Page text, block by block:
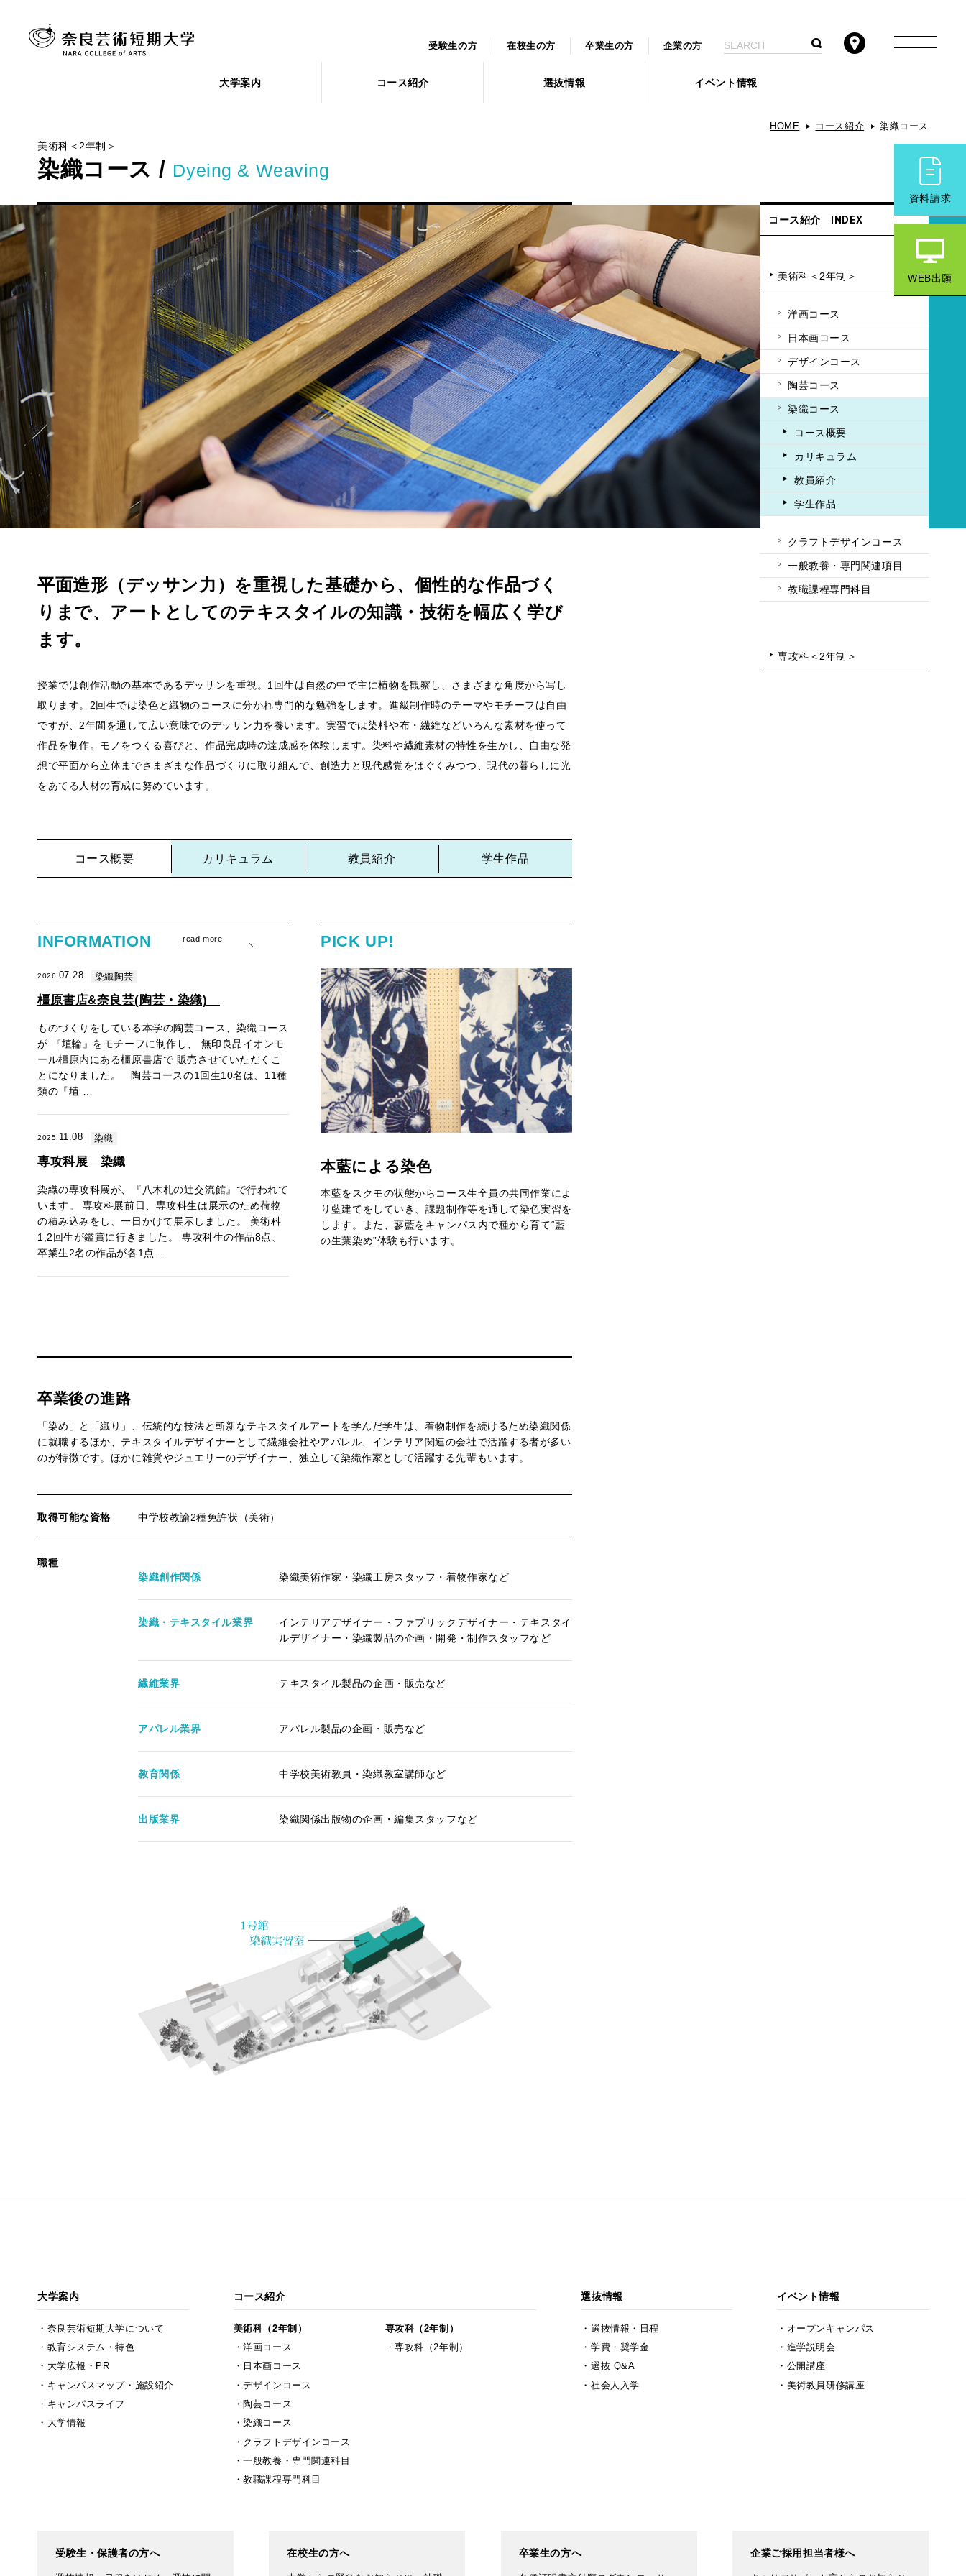
受験生の方 在校生の方 卒業生の方 企業の方
大学案内 コース紹介 選抜情報 イベント情報
資料請求
WEB出願
HOME コース紹介 染織コース
美術科＜2年制＞
染織コース / Dyeing & Weaving
平面造形（デッサン力）を重視した基礎から、個性的な作品づく
りまで、アートとしてのテキスタイルの知識・技術を幅広く学び
ます。
授業では創作活動の基本であるデッサンを重視。1回生は自然の中で主に植物を観察し、さまざまな角度から写し
取ります。2回生では染色と織物のコースに分かれ専門的な勉強をします。進級制作時のテーマやモチーフは自由
ですが、2年間を通して広い意味でのデッサン力を養います。実習では染料や布・繊維などいろんな素材を使って
作品を制作。モノをつくる喜びと、作品完成時の達成感を体験します。染料や繊維素材の特性を生かし、自由な発
想で平面から立体までさまざまな作品づくりに取り組んで、創造力と現代感覚をはぐくみつつ、現代の暮らしに光
をあてる人材の育成に努めています。
コース概要 カリキュラム 教員紹介 学生作品
INFORMATION read more
2026.07.28 染織陶芸
橿原書店&奈良芸(陶芸・染織)
ものづくりをしている本学の陶芸コース、染織コース
が 『埴輪』をモチーフに制作し、 無印良品イオンモ
ール橿原内にある橿原書店で 販売させていただくこ
とになりました。 陶芸コースの1回生10名は、11種
類の『埴 …
2025. 11.08 染織
専攻科展 染織
染織の専攻科展が、『八木札の辻交流館』で行われて
います。 専攻科展前日、専攻科生は展示のため荷物
の積み込みをし、一日かけて展示しました。 美術科
1,2回生が鑑賞に行きました。 専攻科生の作品8点、
卒業生2名の作品が各1点 …
PICK UP!
本藍による染色
本藍をスクモの状態からコース生全員の共同作業によ
り藍建てをしていき、課題制作等を通して染色実習を
します。また、蓼藍をキャンパス内で種から育て“藍
の生葉染め”体験も行います。
卒業後の進路
「染め」と「織り」、伝統的な技法と斬新なテキスタイルアートを学んだ学生は、着物制作を続けるため染織関係
に就職するほか、テキスタイルデザイナーとして繊維会社やアパレル、インテリア関連の会社で活躍する者が多い
のが特徴です。ほかに雑貨やジュエリーのデザイナー、独立して染織作家として活躍する先輩もいます。
取得可能な資格 中学校教諭2種免許状（美術）
職種
染織創作関係
染織美術作家・染織工房スタッフ・着物作家など
染織・テキスタイル業界
インテリアデザイナー・ファブリックデザイナー・テキスタイ
ルデザイナー・染織製品の企画・開発・制作スタッフなど
繊維業界 テキスタイル製品の企画・販売など
アパレル業界 アパレル製品の企画・販売など
教育関係 中学校美術教員・染織教室講師など
出版業界 染織関係出版物の企画・編集スタッフなど
コース紹介 INDEX
美術科＜2年制＞
洋画コース
日本画コース
デザインコース
陶芸コース
染織コース
コース概要
カリキュラム
教員紹介
学生作品
クラフトデザインコース
一般教養・専門関連項目
教職課程専門科目
専攻科＜2年制＞
大学案内
奈良芸術短期大学について
教育システム・特色
大学広報・PR
キャンパスマップ・施設紹介
キャンパスライフ
大学情報
コース紹介
美術科（2年制）
洋画コース
日本画コース
デザインコース
陶芸コース
染織コース
クラフトデザインコース
一般教養・専門関連科目
教職課程専門科目
専攻科（2年制）
専攻科（2年制）
選抜情報
選抜情報・日程
学費・奨学金
選抜 Q&A
社会人入学
イベント情報
オープンキャンパス
進学説明会
公開講座
美術教員研修講座
受験生・保護者の方へ 在校生の方へ 卒業生の方へ 企業ご採用担当者様へ